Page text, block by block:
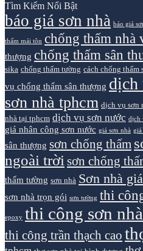
Tìm Kiếm Nổi Bật
báo giá sơn nhà báo giá
thấm mái tôn chống thấm nhà
thượng chống thấm sân
sika chống thấm tường cách chống thấm
vụ chống thấm sân thượng dịch
sơn nhà tphcm dịch vụ sơn
nhà tại tphcm dịch vụ sơn nước dịch
giá nhân công sơn nước giá sơn nhà giá
sân thượng sơn chống thấm
ngoài trời sơn chống
thấm tường sơn nhà Sơn nhà
sơn nhà trọn gói sơn tường thi
epoxy thi công sơn nhà
thi công trần thạch cao